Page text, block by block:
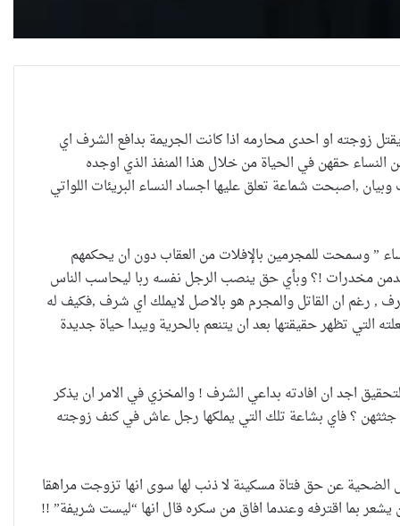
يقتل زوجته او احدى محارمه اذا كانت الجريمة بدافع الشرف اي
النساء حقهن في الحياة من خلال هذا المنفذ الذي اوجده
,اصبحت شماعة تعلق عليها اجساد النساء البريئات اللواتي
” وسمحت للمجرمين بالإفلات من العقاب دون ان يحكمهم
مخدرات !؟ وبأي حق ينصب الرجل نفسه ربا ليحاسب الناس
, رغم ان القاتل والمجرم هو بالاصل لايملك اي شرف ,فكيف له
تظهر حقيقتها بعد ان يتنعم بالحرية ويبدا حياة جديدة
اجد ان افادته بداعي الشرف ! والمخزي في الامر ان يذكر
؟ فاي بشاعة تلك التي يملكها رجل عاش في كنف زوجته
الضحية عن حق فتاة مسكينة لا ذنب لها سوى انها تزوجت مراهقا
بما اقترفه وعندما افاق من سكره قال انها “ليست شريفة” !!
والمصلحة الانسانية